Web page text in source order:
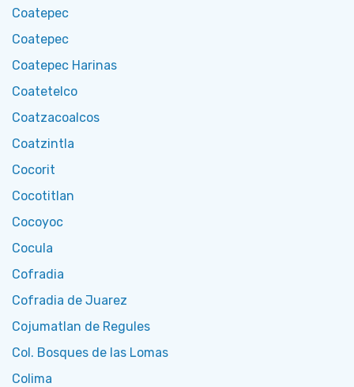
Coatepec
Coatepec
Coatepec Harinas
Coatetelco
Coatzacoalcos
Coatzintla
Cocorit
Cocotitlan
Cocoyoc
Cocula
Cofradia
Cofradia de Juarez
Cojumatlan de Regules
Col. Bosques de las Lomas
Colima